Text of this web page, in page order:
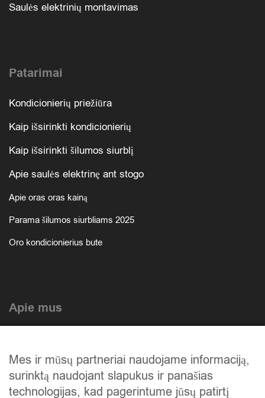
Saulės elektrinių montavimas
Patarimai
Kondicionierių priežiūra
Kaip išsirinkti kondicionierių
Kaip išsirinkti šilumos siurblį
Apie saulės elektrinę ant stogo
Apie oras oras kainą
Parama šilumos siurbliams 2025
Oro kondicionierius bute
Apie mus
Mūsų istorija
Privatumo politika
Mes ir mūsų partneriai naudojame informaciją,
surinktą naudojant slapukus ir panašias
technologijas, kad pagerintume jūsų patirtį